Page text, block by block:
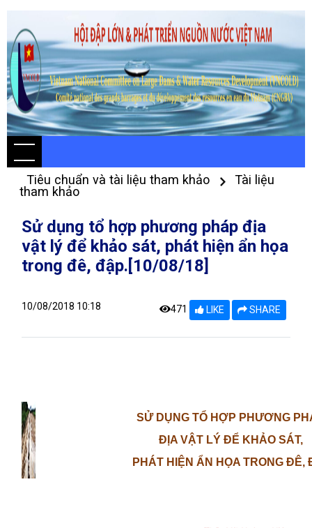
Tiêu chuẩn và tài liệu tham khảo
Tài liệu
tham khảo
Sử dụng tổ hợp phương pháp địa
vật lý để khảo sát, phát hiện ẩn họa
trong đê, đập.[10/08/18]
10/08/2018 10:18 471 LIKE SHARE
SỬ DỤNG TỔ HỢP PHƯƠNG
ĐỊA VẬT LÝ ĐỂ KHẢO SÁT,
PHÁT HIỆN ẨN HỌA TRONG ĐÊ,